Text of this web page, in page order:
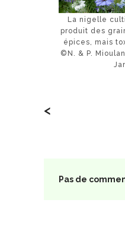
La nigelle
produit des
épices, mais
©N. & P.
<
Pas de